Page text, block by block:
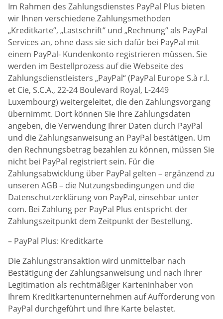
Im Rahmen des Zahlungsdienstes PayPal Plus bieten
wir Ihnen verschiedene Zahlungsmethoden
„Kreditkarte“, „Lastschrift“ und „Rechnung“ als PayPal
Services an, ohne dass sie sich dafür bei PayPal mit
einem PayPal- Kundenkonto registrieren müssen. Sie
werden im Bestellprozess auf die Webseite des
Zahlungsdienstleisters „PayPal“ (PayPal Europe S.à r.l.
et Cie, S.C.A., 22-24 Boulevard Royal, L-2449
Luxembourg) weitergeleitet, die den Zahlungsvorgang
übernimmt. Dort können Sie Ihre Zahlungsdaten
angeben, die Verwendung Ihrer Daten durch PayPal
und die Zahlungsanweisung an PayPal bestätigen. Um
den Rechnungsbetrag bezahlen zu können, müssen Sie
nicht bei PayPal registriert sein. Für die
Zahlungsabwicklung über PayPal gelten – ergänzend zu
unseren AGB – die Nutzungsbedingungen und die
Datenschutzerklärung von PayPal, einsehbar unter
com. Bei Zahlung per PayPal Plus entspricht der
Zahlungszeitpunkt dem Zeitpunkt der Bestellung.
– PayPal Plus: Kreditkarte
Die Zahlungstransaktion wird unmittelbar nach
Bestätigung der Zahlungsanweisung und nach Ihrer
Legitimation als rechtmäßiger Karteninhaber von
Ihrem Kreditkartenunternehmen auf Aufforderung von
PayPal durchgeführt und Ihre Karte belastet.